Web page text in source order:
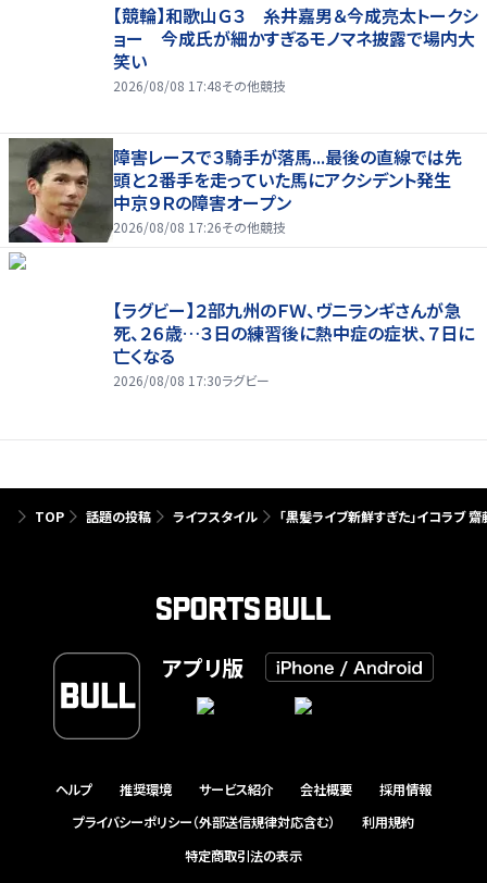
【競輪】和歌山Ｇ３ 糸井嘉男＆今成亮太トークシ
ョー 今成氏が細かすぎるモノマネ披露で場内大
笑い
2026/08/08 17:48その他競技
障害レースで３騎手が落馬...最後の直線では先
頭と２番手を走っていた馬にアクシデント発生
中京９Ｒの障害オープン
2026/08/08 17:26その他競技
【ラグビー】２部九州のＦＷ、ヴニランギさんが急
死、２６歳…３日の練習後に熱中症の症状、７日に
亡くなる
2026/08/08 17:30ラグビー
TOP 話題の投稿 ライフスタイル 「黒髪ライブ新鮮すぎた」イコラブ
アプリ版
ヘルプ 推奨環境 サービス紹介 会社概要
採用情報
プライバシーポリシー（外部送信規律対応含む）
利用規約
特定商取引法の表示